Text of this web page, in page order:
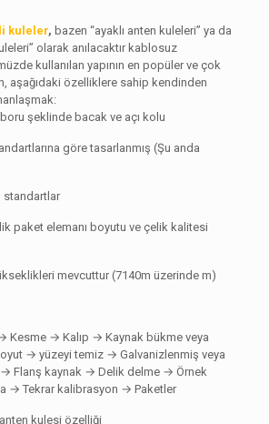
kuleler, bazen “ayaklı anten kuleleri” ya da
olarak anılacaktır kablosuz
kullanılan yapının en popüler ve çok
aşağıdaki özelliklere sahip kendinden
şeklinde bacak ve açı kolu
göre tasarlanmış (Şu anda
standartlar
paket elemanı boyutu ve çelik kalitesi
mevcuttur (7140m üzerinde m)
Kesme → Kalıp → Kaynak bükme veya
→ yüzeyi temiz → Galvanizlenmiş veya
Flanş kaynak → Delik delme → Örnek
→ Tekrar kalibrasyon → Paketler
kulesi özelliği